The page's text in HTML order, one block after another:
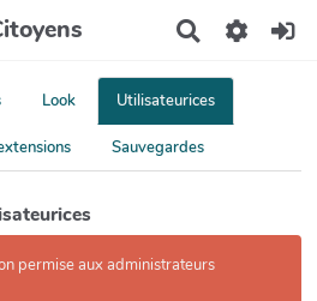
c
h
e
r
c
r
Look Utilisateurices
Sauvegardes
permise aux administrateurs